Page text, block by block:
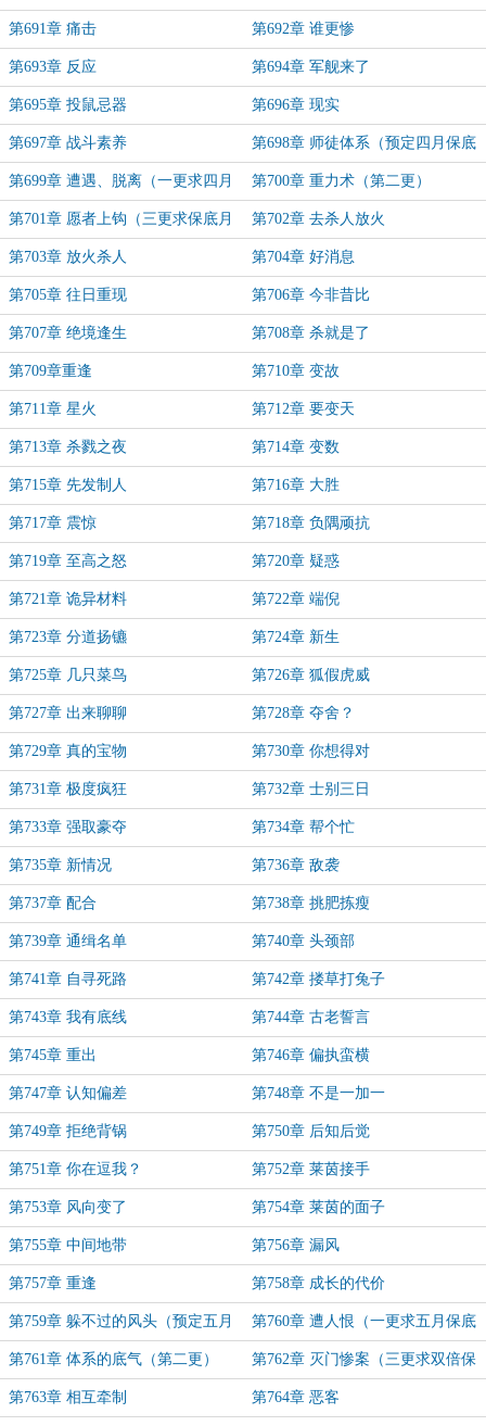
第691章 痛击 第692章 谁更惨
第693章 反应 第694章 军舰来了
第695章 投鼠忌器 第696章 现实
第697章 战斗素养 第698章 师徒体系（预定四月保底
月票）
第699章 遭遇、脱离（一更求四月
保底月票）
第700章 重力术（第二更）
第701章 愿者上钩（三更求保底月
票）
第702章 去杀人放火
第703章 放火杀人 第704章 好消息
第705章 往日重现 第706章 今非昔比
第707章 绝境逢生 第708章 杀就是了
第709章重逢 第710章 变故
第711章 星火 第712章 要变天
第713章 杀戮之夜 第714章 变数
第715章 先发制人 第716章 大胜
第717章 震惊 第718章 负隅顽抗
第719章 至高之怒 第720章 疑惑
第721章 诡异材料 第722章 端倪
第723章 分道扬镳 第724章 新生
第725章 几只菜鸟 第726章 狐假虎威
第727章 出来聊聊 第728章 夺舍？
第729章 真的宝物 第730章 你想得对
第731章 极度疯狂 第732章 士别三日
第733章 强取豪夺 第734章 帮个忙
第735章 新情况 第736章 敌袭
第737章 配合 第738章 挑肥拣瘦
第739章 通缉名单 第740章 头颈部
第741章 自寻死路 第742章 搂草打兔子
第743章 我有底线 第744章 古老誓言
第745章 重出 第746章 偏执蛮横
第747章 认知偏差 第748章 不是一加一
第749章 拒绝背锅 第750章 后知后觉
第751章 你在逗我？ 第752章 莱茵接手
第753章 风向变了 第754章 莱茵的面子
第755章 中间地带 第756章 漏风
第757章 重逢 第758章 成长的代价
第759章 躲不过的风头（预定五月
保底月票）
第760章 遭人恨（一更求五月保底
月票）
第761章 体系的底气（第二更） 第762章 灭门惨案（三更求双倍保
底月票）
第763章 相互牵制 第764章 恶客